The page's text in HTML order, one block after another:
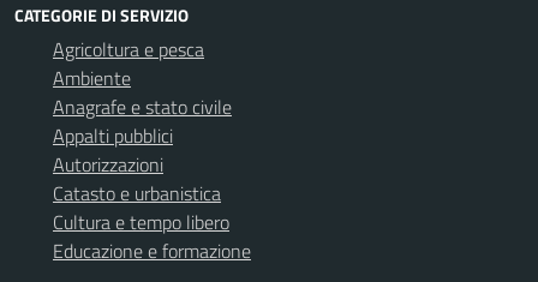
CATEGORIE DI SERVIZIO
Agricoltura e pesca
Ambiente
Anagrafe e stato civile
Appalti pubblici
Autorizzazioni
Catasto e urbanistica
Cultura e tempo libero
Educazione e formazione